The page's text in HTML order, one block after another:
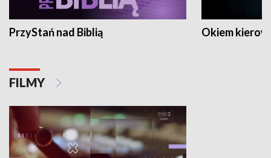
PrzyStań nad Biblią Okiem
FILMY